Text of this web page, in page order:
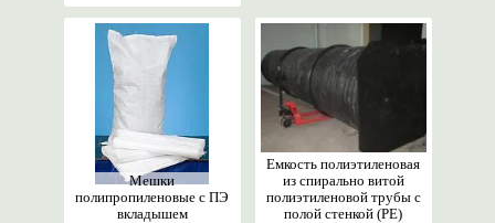
Мешки
полипропиленовые с ПЭ
вкладышем
Емкость полиэтиленовая
из спирально витой
полиэтиленовой трубы с
полой стенкой (PE)